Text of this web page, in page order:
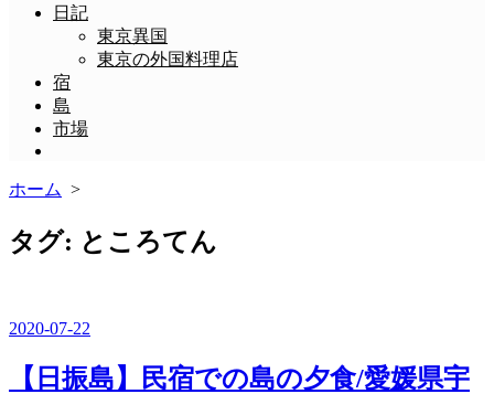
日記
東京異国
東京の外国料理店
宿
島
市場
ュ
を
閉
ホーム >
タグ: ところてん
2020-07-22
【日振島】民宿での島の夕食/愛媛県宇